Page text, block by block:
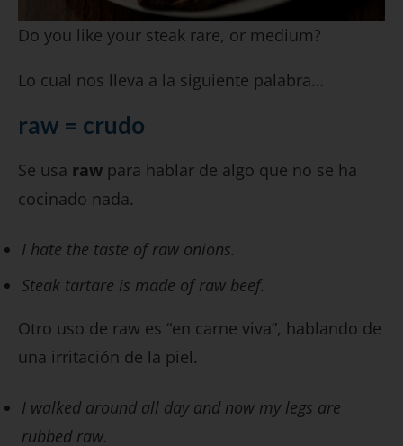
Do you like your steak rare, or medium?
Lo cual nos lleva a la siguiente palabra…
raw = crudo
Se usa raw para hablar de algo que no se ha
cocinado nada.
I hate the taste of raw onions.
Steak tartare is made of raw beef.
Otro uso de raw es “en carne viva”, hablando de
una irritación de la piel.
I walked around all day and now my legs are
rubbed raw.